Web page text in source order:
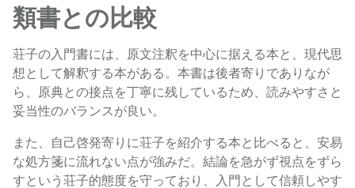
類書との比較
荘子の入門書には、原文注釈を中心に据える本と、現代思
想として解釈する本がある。本書は後者寄りでありなが
ら、原典との接点を丁寧に残しているため、読みやすさと
妥当性のバランスが良い。
また、自己啓発寄りに荘子を紹介する本と比べると、安易
な処方箋に流れない点が強みだ。結論を急がず視点をずら
すという荘子的態度を守っており、入門として信頼しやす